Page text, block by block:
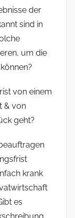
der
sind in
um die
von einem
& von
geht?
krank
es